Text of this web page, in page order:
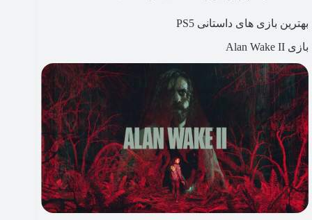
بهترین بازی های داستانی PS5
بازی Alan Wake II